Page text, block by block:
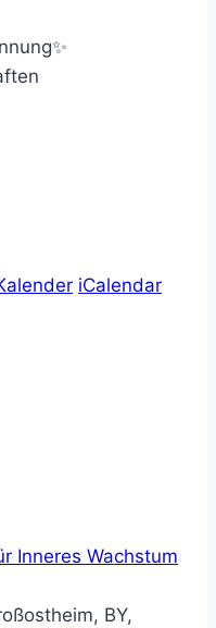
iCalendar
Inneres Wachstum
BY,